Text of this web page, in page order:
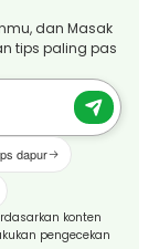
dan Masak
tips paling pas
dapur
konten
pengecekan